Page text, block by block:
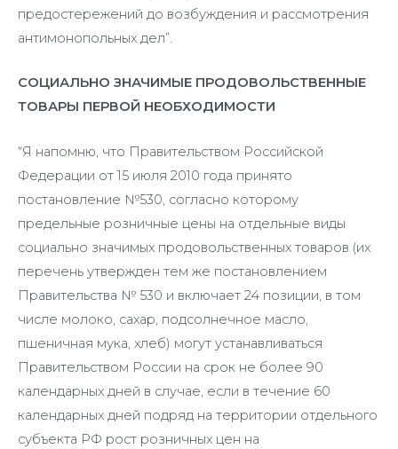
предостережений до возбуждения и рассмотрения
антимонопольных дел”.
СОЦИАЛЬНО ЗНАЧИМЫЕ ПРОДОВОЛЬСТВЕННЫЕ
ТОВАРЫ ПЕРВОЙ НЕОБХОДИМОСТИ
“Я напомню, что Правительством Российской
Федерации от 15 июля 2010 года принято
постановление №530, согласно которому
предельные розничные цены на отдельные виды
социально значимых продовольственных товаров (их
перечень утвержден тем же постановлением
Правительства № 530 и включает 24 позиции, в том
числе молоко, сахар, подсолнечное масло,
пшеничная мука, хлеб) могут устанавливаться
Правительством России на срок не более 90
календарных дней в случае, если в течение 60
календарных дней подряд на территории отдельного
субъекта РФ рост розничных цен на